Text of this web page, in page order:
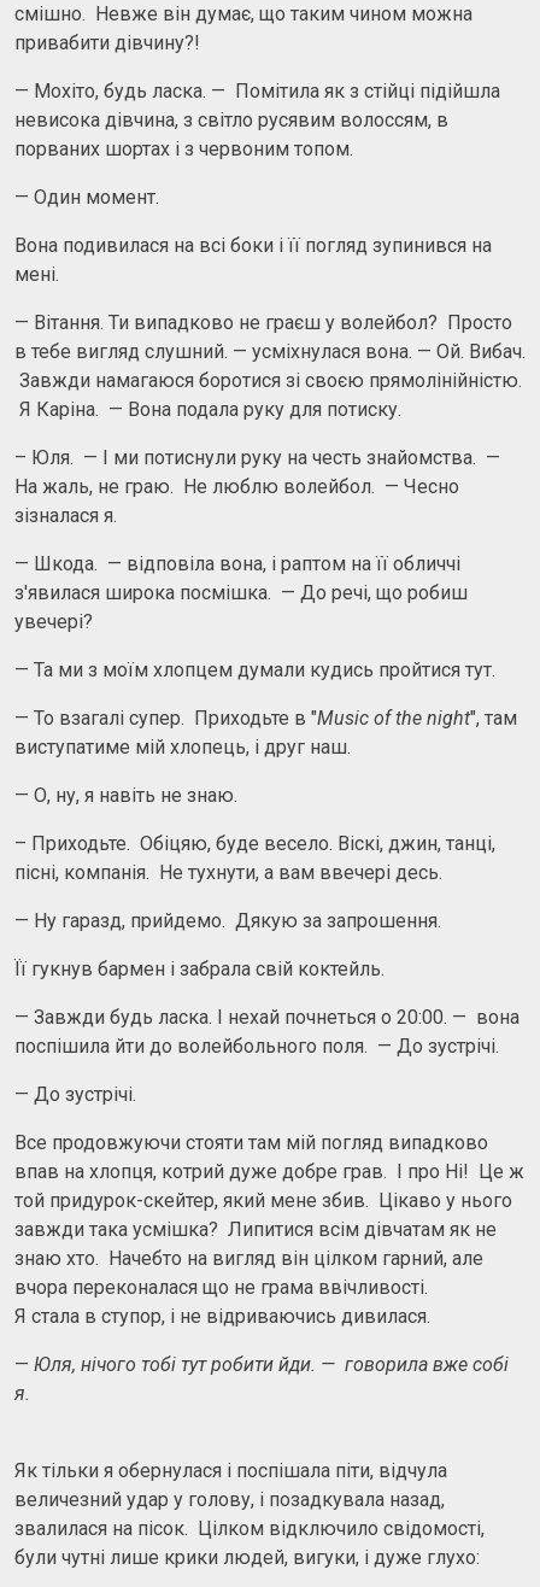
смішно. Невже він думає, що таким чином можна
привабити дівчину?!
— Мохіто, будь ласка. — Помітила як з стійці підійшла
невисока дівчина, з світло русявим волоссям, в
порваних шортах і з червоним топом.
— Один момент.
Вона подивилася на всі боки і її погляд зупинився на
мені.
— Вітання. Ти випадково не граєш у волейбол? Просто
в тебе вигляд слушний. — усміхнулася вона. — Ой. Вибач.
Завжди намагаюся боротися зі своєю прямолінійністю.
Я Каріна. — Вона подала руку для потиску.
– Юля. — І ми потиснули руку на честь знайомства. —
На жаль, не граю. Не люблю волейбол. — Чесно
зізналася я.
— Шкода. — відповіла вона, і раптом на її обличчі
з'явилася широка посмішка. — До речі, що робиш
увечері?
— Та ми з моїм хлопцем думали кудись пройтися тут.
— То взагалі супер. Приходьте в "Music of the night", там
виступатиме мій хлопець, і друг наш.
— О, ну, я навіть не знаю.
– Приходьте. Обіцяю, буде весело. Віскі, джин, танці,
пісні, компанія. Не тухнути, а вам ввечері десь.
— Ну гаразд, прийдемо. Дякую за запрошення.
Її гукнув бармен і забрала свій коктейль.
— Завжди будь ласка. І нехай почнеться о 20:00. — вона
поспішила йти до волейбольного поля. — До зустрічі.
— До зустрічі.
Все продовжуючи стояти там мій погляд випадково
впав на хлопця, котрий дуже добре грав. І про Ні! Це ж
той придурок-скейтер, який мене збив. Цікаво у нього
завжди така усмішка? Липитися всім дівчатам як не
знаю хто. Начебто на вигляд він цілком гарний, але
вчора переконалася що не грама ввічливості.
Я стала в ступор, і не відриваючись дивилася.
— Юля, нічого тобі тут робити йди. — говорила вже собі
я.
Як тільки я обернулася і поспішала піти, відчула
величезний удар у голову, і позадкувала назад,
звалилася на пісок. Цілком відключило свідомості,
були чутні лише крики людей, вигуки, і дуже глухо: